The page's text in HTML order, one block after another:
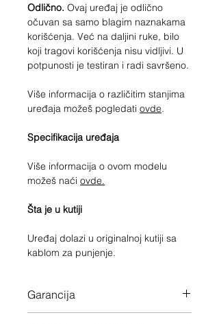
Odlično. Ovaj uređaj je odlično
očuvan sa samo blagim naznakama
korišćenja. Već na daljini ruke, bilo
koji tragovi korišćenja nisu vidljivi. U
potpunosti je testiran i radi savršeno.
Više informacija o različitim stanjima
uređaja možeš pogledati ovde.
Specifikacija uređaja
Više informacija o ovom modelu
možeš naći ovde.
Šta je u kutiji
Uređaj dolazi u originalnoj kutiji sa
kablom za punjenje.
Garancija